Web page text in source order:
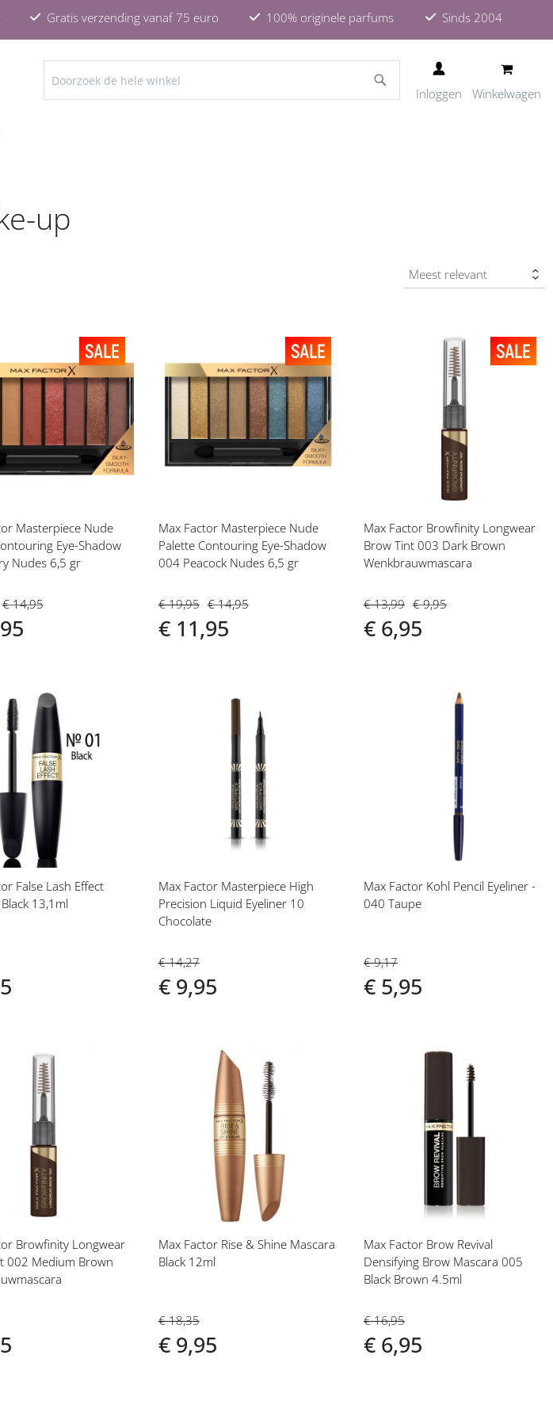
Gratis verzending vanaf 75 euro 100% originele parfums Sinds 2004
Inloggen Winkelwagen
ZOEKEN
up
Masterpiece Nude
Eye-Shadow
Nudes 6,5 gr
€ 14,95
Voeg
toe
aan
verlanglijst
Max Factor Masterpiece Nude
Palette Contouring Eye-Shadow
004 Peacock Nudes 6,5 gr
€ 19,95
€ 11,95
€ 14,95
Max Factor Browfinity Longwear
Brow Tint 003 Dark Brown
Wenkbrauwmascara
€ 13,99
€ 6,95
€ 9,95
False Lash Effect
13,1ml
verlanglijst
Max Factor Masterpiece High
Precision Liquid Eyeliner 10
Chocolate
€ 14,27
€ 9,95
verlanglijst
Max Factor Kohl Pencil Eyeliner -
040 Taupe
€ 9,17
€ 5,95
Browfinity Longwear
002 Medium Brown
verlanglijst
Max Factor Rise & Shine Mascara
Black 12ml
€ 18,35
€ 9,95
verlanglijst
Max Factor Brow Revival
Densifying Brow Mascara 005
Black Brown 4.5ml
€ 16,95
€ 6,95